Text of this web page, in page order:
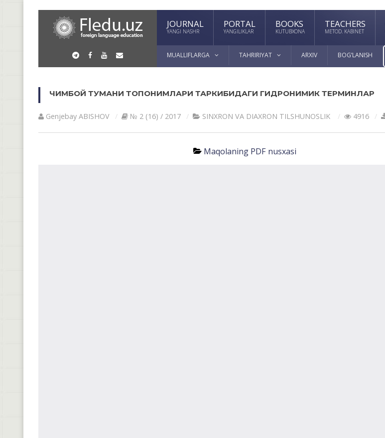
JOURNAL
YANGI NASHR
PORTAL
YANGILIKLAR
BOOKS
KUTUBXONA
TEACHERS
METOD. KABINET
MUALLIFLARGA TAHRIRIYAT ARXIV BOG’LANISH
ЧИМБОЙ ТУМАНИ ТОПОНИМЛАРИ ТАРКИБИДАГИ ГИДРОНИМИК ТЕРМИНЛАР
Genjebay АBISHOV № 2 (16) / 2017 SINXRON VА DIАXRON TILSHUNOSLIK 4916
Maqolaning PDF nusxasi